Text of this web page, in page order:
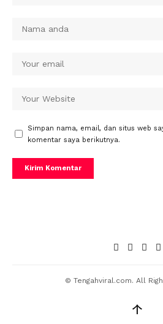
Simpan nama, email, dan situs web
komentar saya berikutnya.
© Tengahviral.com. All
↑